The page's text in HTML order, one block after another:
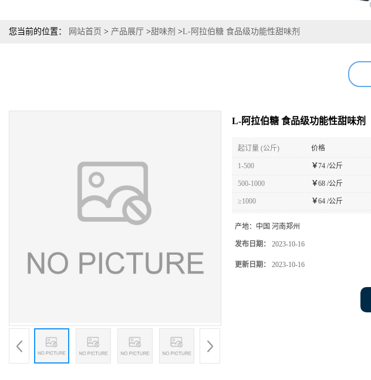
您当前的位置： 网站首页 > 产品展厅 >甜味剂 >L-阿拉伯糖 食品级功能性甜味剂
L-阿拉伯糖 食品级功能性甜味剂
起订量 (公斤) 价格
1-500 ￥74 /公斤
500-1000 ￥68 /公斤
≥1000 ￥64 /公斤
产地： 中国 河南郑州
发布日期： 2023-10-16
更新日期： 2023-10-16